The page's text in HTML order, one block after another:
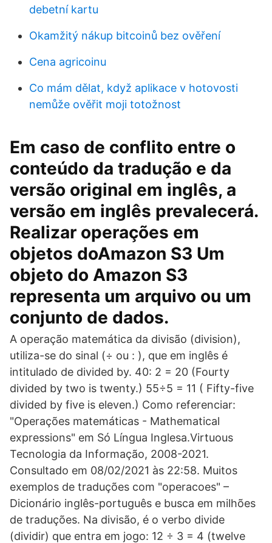
debetní kartu
Okamžitý nákup bitcoinů bez ověření
Cena agricoinu
Co mám dělat, když aplikace v hotovosti
nemůže ověřit moji totožnost
Em caso de conflito entre o
conteúdo da tradução e da
versão original em inglês, a
versão em inglês prevalecerá.
Realizar operações em
objetos doAmazon S3 Um
objeto do Amazon S3
representa um arquivo ou um
conjunto de dados.
A operação matemática da divisão (division),
utiliza-se do sinal (÷ ou : ), que em inglês é
intitulado de divided by. 40: 2 = 20 (Fourty
divided by two is twenty.) 55÷5 = 11 ( Fifty-five
divided by five is eleven.) Como referenciar:
"Operações matemáticas - Mathematical
expressions" em Só Língua Inglesa.Virtuous
Tecnologia da Informação, 2008-2021.
Consultado em 08/02/2021 às 22:58. Muitos
exemplos de traduções com "operacoes" –
Dicionário inglês-português e busca em milhões
de traduções. Na divisão, é o verbo divide
(dividir) que entra em jogo: 12 ÷ 3 = 4 (twelve